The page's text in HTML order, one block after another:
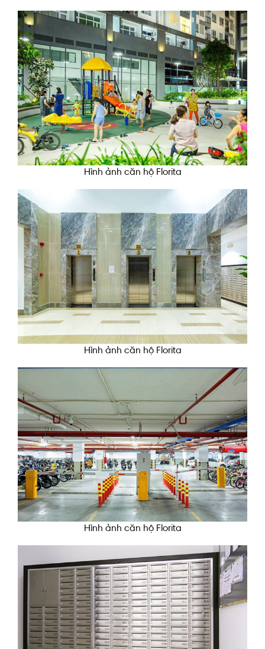
Hình ảnh căn hộ Florita
Hình ảnh căn hộ Florita
Hình ảnh căn hộ Florita